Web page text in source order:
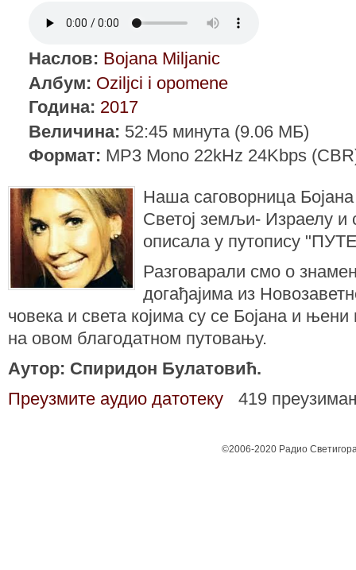
Наслов: Bojana Miljanic
Албум: Oziljci i opomene
Година: 2017
Величина: 52:45 минута (9.06 МБ)
Формат: MP3 Mono 22kHz 24Kbps
Наша саговорница
Светој земљи- Израелу и
описала у путопису
Разговарали смо о
догађајима из
човека и света којима су се Бојана и
на овом благодатном путовању.
Аутор: Спиридон Булатовић.
Преузмите аудио датотеку
419
©2006-2020 Радио